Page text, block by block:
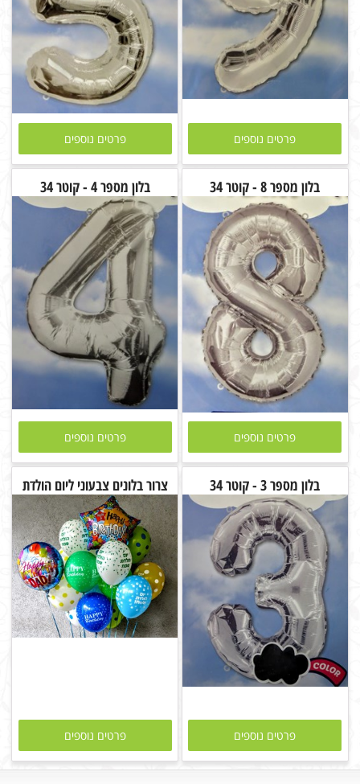
פרטים נוספים פרטים נוספים
בלון מספר 8 - קוטר 34
פרטים נוספים
בלון מספר 4 - קוטר 34
פרטים נוספים
בלון מספר 3 - קוטר 34
פרטים נוספים
צרור בלונים צבעוני ליום הולדת
פרטים נוספים